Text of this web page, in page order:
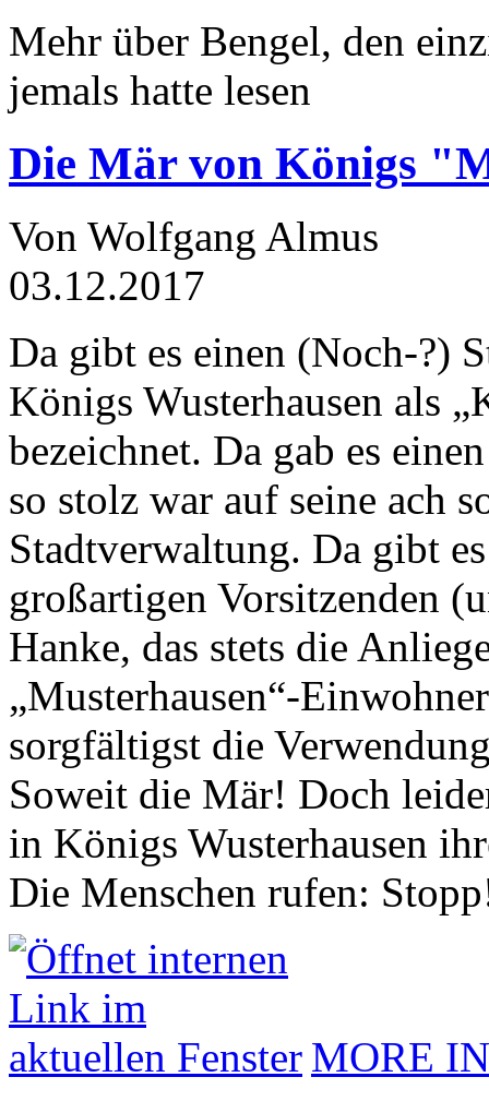
Mehr über Bengel, den
jemals hatte lesen
Die Mär von Königs
Von Wolfgang Almus
03.12.2017
Da gibt es einen (Noch-?)
Königs Wusterhausen als
bezeichnet. Da gab es
so stolz war auf seine ach
Stadtverwaltung. Da gibt
großartigen Vorsitzenden
Hanke, das stets die
„Musterhausen“-
sorgfältigst die
Soweit die Mär! Doch
in Königs Wusterhausen
Die Menschen rufen:
MORE